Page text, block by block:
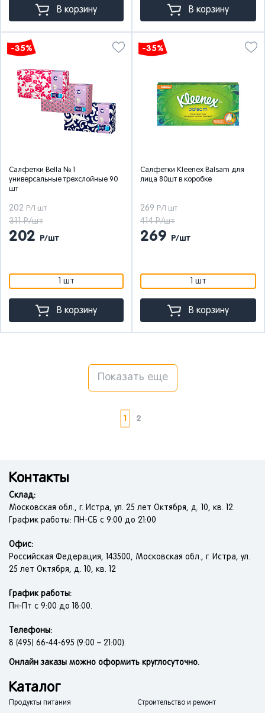
В корзину В корзину
-35%
Салфетки Bella № 1
универсальные трехслойные 90
шт
202 Р/1 шт
311 Р/шт
202 Р/шт
1 шт
В корзину
-35%
Салфетки Kleenex Balsam для
лица 80шт в коробке
269 Р/1 шт
414 Р/шт
269 Р/шт
1 шт
В корзину
Показать еще
1 2
Контакты
Склад:
Московская обл., г. Истра, ул. 25 лет Октября, д. 10, кв. 12.
График работы: ПН-СБ с 9:00 до 21:00
Офис:
Российская Федерация, 143500, Московская обл., г. Истра, ул.
25 лет Октября, д. 10, кв. 12
График работы:
Пн-Пт с 9:00 до 18:00.
Телефоны:
8 (495) 66-44-695 (9:00 – 21:00).
Онлайн заказы можно оформить круглосуточно.
Каталог
Продукты питания Строительство и ремонт